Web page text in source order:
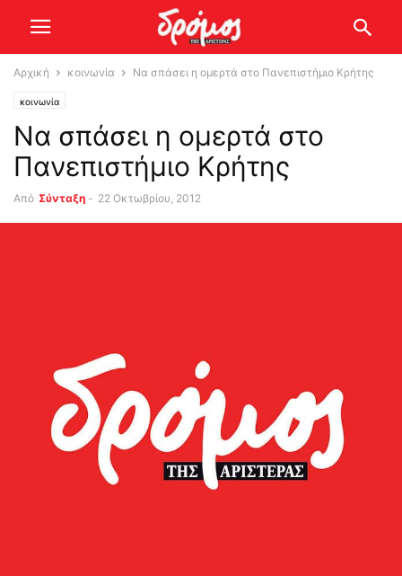
Αρχική κοινωνία Να σπάσει η ομερτά στο Πανεπιστήμιο Κρήτης
κοινωνία
Να σπάσει η ομερτά στο
Πανεπιστήμιο Κρήτης
Από Σύνταξη - 22 Οκτωβρίου, 2012